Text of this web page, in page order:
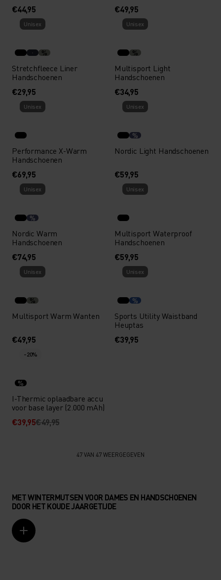
€44,95
€49,95
Unisex
%
Stretchfleece Liner
Handschoenen
€29,95
Unisex
%
Multisport Light
Handschoenen
€34,95
Unisex
Performance X-Warm
Handschoenen
€69,95
Unisex
%
Nordic Light Handschoenen
€59,95
Unisex
%
Nordic Warm
Handschoenen
€74,95
Unisex
Multisport Waterproof
Handschoenen
€59,95
Unisex
%
Multisport Warm Wanten
€49,95
Unisex
%
Sports Utility Waistband
Heuptas
€39,95
-20%
%
I-Thermic oplaadbare accu
voor base layer (2.000 mAh)
€39,95€49,95
47 VAN 47 WEERGEGEVEN
MET WINTERMUTSEN VOOR DAMES EN HANDSCHOENEN
DOOR HET KOUDE JAARGETIJDE